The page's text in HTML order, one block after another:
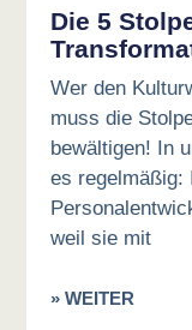
Die 5
Wer den
muss die
bewältigen! In
es regelmäßig:
weil sie mit
» WEITER